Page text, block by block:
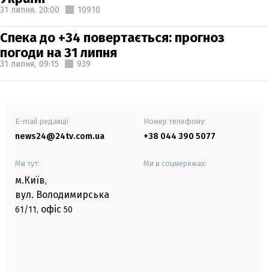
31 липня, 20:00 10910
Спека до +34 повертається: прогноз
погоди на 31 липня
31 липня, 09:15 939
E-mail редакції
news24@24tv.com.ua
Номер телефону:
+38 044 390 5077
Ми тут:
м.Київ,
вул. Володимирська
61/11, офіс 50
Ми в соцмережах: